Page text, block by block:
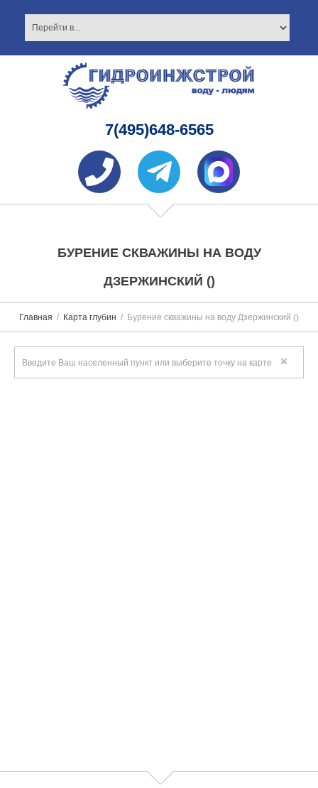
7(495)648-6565
БУРЕНИЕ СКВАЖИНЫ НА ВОДУ
ДЗЕРЖИНСКИЙ ()
Главная Карта глубин Бурение скважины на воду Дзержинский ()